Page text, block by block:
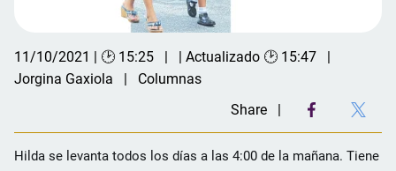
11/10/2021 | 🕑 15:25
| Actualizado 🕑 15:47
Jorgina Gaxiola
Columnas
Share
Hilda se levanta todos los días a las 4:00 de la mañana. Tiene